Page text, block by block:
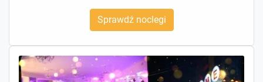
Sprawdź noclegi